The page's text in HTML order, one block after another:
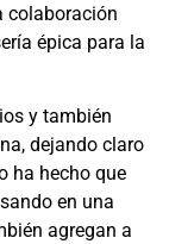
colaboración
épica para la
y también
dejando claro
ha hecho que
en una
agregan a